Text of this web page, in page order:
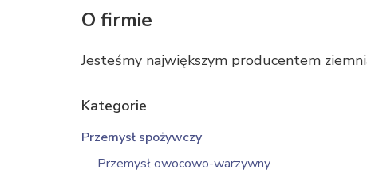
O firmie
Jesteśmy największym producentem
Kategorie
Przemysł spożywczy
Przemysł owocowo-warzywny